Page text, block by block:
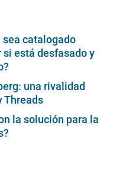
sea catalogado
está desfasado y
una rivalidad
Threads
la solución para la